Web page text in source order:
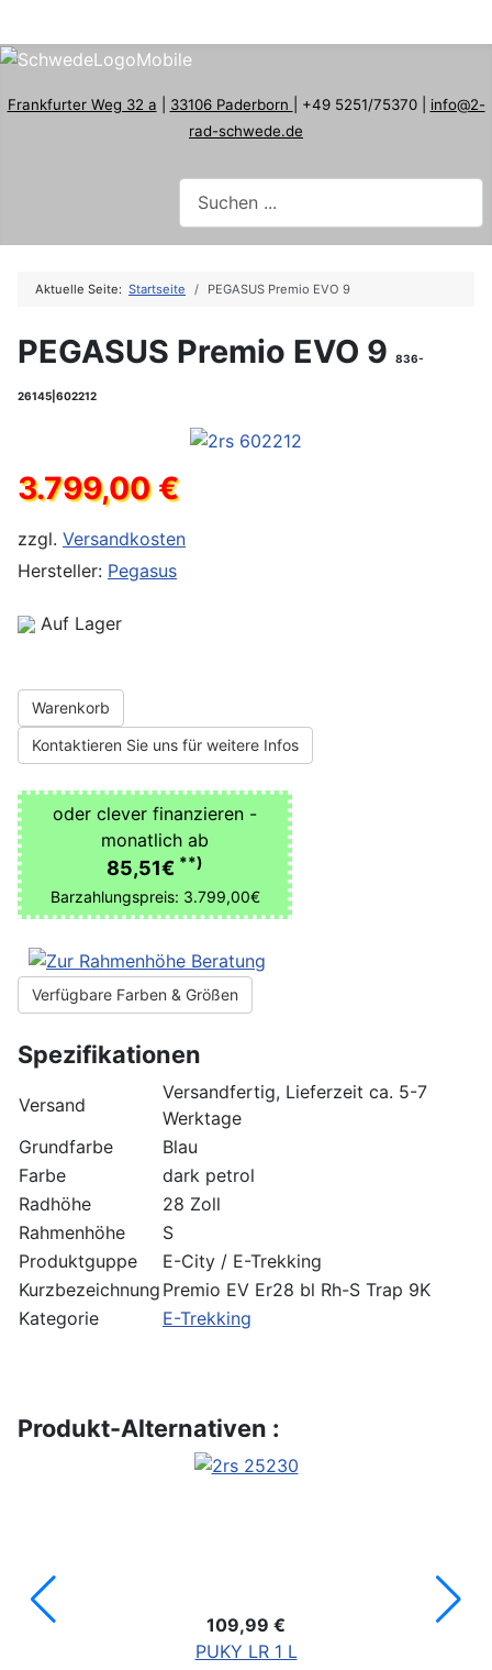
Frankfurter Weg 32 a 33106 Paderborn | +49 5251/75370 | info@2-
rad-schwede.de
Aktuelle Seite: Startseite PEGASUS Premio EVO 9
PEGASUS Premio EVO 9 836-
26145|602212
3.799,00 €
zzgl. Versandkosten
Hersteller: Pegasus
Auf Lager
Warenkorb
Kontaktieren Sie uns für weitere Infos
oder clever finanzieren -
monatlich ab
85,51€ **)
Barzahlungspreis: 3.799,00€
Verfügbare Farben & Größen
Spezifikationen
Versand
Versandfertig, Lieferzeit ca. 5-7
Werktage
Grundfarbe
Blau
Farbe
dark petrol
Radhöhe
28 Zoll
Rahmenhöhe
S
Produktguppe
E-City / E-Trekking
Kurzbezeichnung Premio EV Er28 bl Rh-S Trap 9K
Kategorie
E-Trekking
Produkt-Alternativen :
109,99 €
PUKY LR 1 L